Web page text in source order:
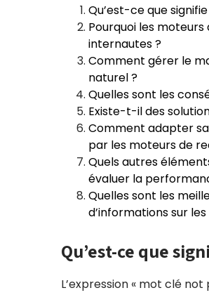
Qu’est-ce que
Pourquoi les
internautes ?
Comment gérer le
naturel ?
Quelles sont les
Existe-t-il des
Comment adapter
par les moteurs de
Quels autres
évaluer la
Quelles sont les
d’informations sur
Qu’est-ce que
L’expression « mot clé